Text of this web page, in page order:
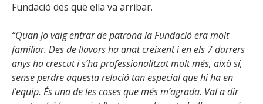
Fundació des que ella va arribar.
“Quan jo vaig entrar de patrona la Fundació era molt
familiar. Des de llavors ha anat creixent i en els 7 darrers
anys ha crescut i s’ha professionalitzat molt més, això sí,
sense perdre aquesta relació tan especial que hi ha en
l’equip. És una de les coses que més m’agrada. Val a dir